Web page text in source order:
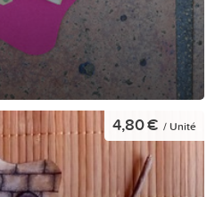
4,80 € / Unité